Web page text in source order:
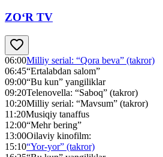
ZO‘R TV
06:00Milliy serial: “Qora beva” (takror)
06:45“Ertalabdan salom”
09:00“Bu kun” yangiliklar
09:20Telenovella: “Saboq” (takror)
10:20Milliy serial: “Mavsum” (takror)
11:20Musiqiy tanaffus
12:00“Mehr bering”
13:00Oilaviy kinofilm:
15:10“Yor-yor” (takror)